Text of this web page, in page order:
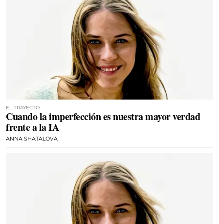
EL TRAYECTO
Cuando la imperfección es nuestra mayor verdad
frente a la IA
ANNA SHATALOVA